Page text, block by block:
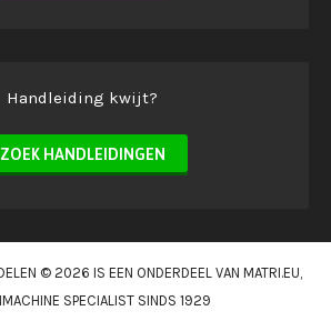
Handleiding kwijt?
ZOEK HANDLEIDINGEN
© 2026 IS EEN ONDERDEEL VAN MATRI.EU,
SPECIALIST SINDS 1929